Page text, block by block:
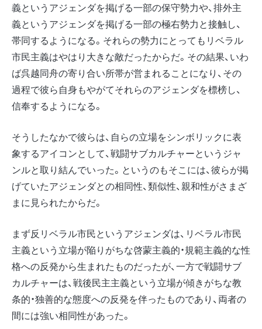
義というアジェンダを掲げる一部の保守勢力や、排外主
義というアジェンダを掲げる一部の極右勢力と接触し、
帯同するようになる。それらの勢力にとってもリベラル
市民主義はやはり大きな敵だったからだ。その結果、いわ
ば呉越同舟の寄り合い所帯が営まれることになり、その
過程で彼ら自身もやがてそれらのアジェンダを標榜し、
信奉するようになる。
そうしたなかで彼らは、自らの立場をシンボリックに表
象するアイコンとして、戦闘サブカルチャーというジャ
ンルと取り結んでいった。というのもそこには、彼らが掲
げていたアジェンダとの相同性、類似性、親和性がさまざ
まに見られたからだ。
まず反リベラル市民というアジェンダは、リベラル市民
主義という立場が陥りがちな啓蒙主義的・規範主義的な性
格への反発から生まれたものだったが、一方で戦闘サブ
カルチャーは、戦後民主主義という立場が傾きがちな教
条的・独善的な態度への反発を伴ったものであり、両者の
間には強い相同性があった。